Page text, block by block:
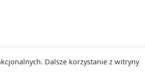
Dalsze korzystanie z witryny